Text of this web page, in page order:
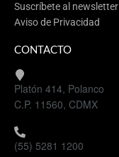
Suscríbete al newsletter
Aviso de Privacidad
CONTACTO
Platón 414, Polanco
C.P. 11560, CDMX
(55) 5281 1200